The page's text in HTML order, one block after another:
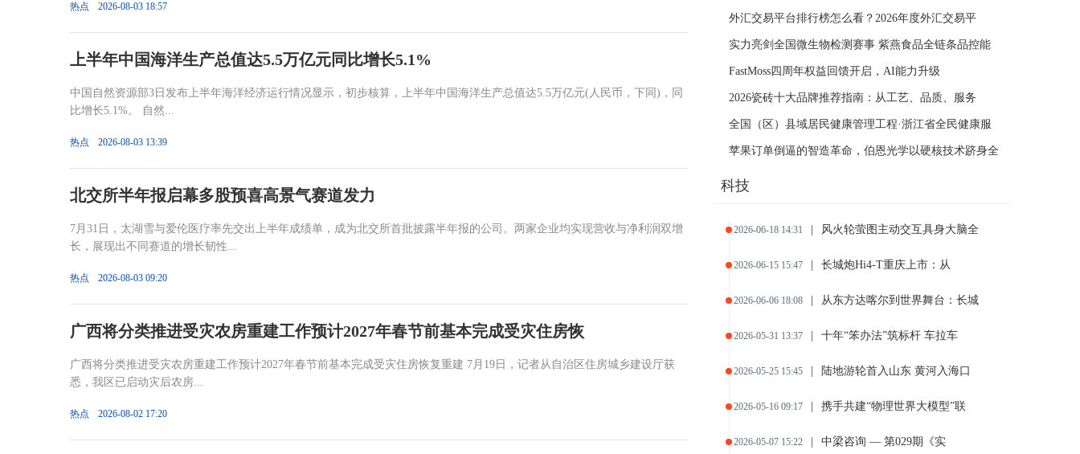
热点 2026-08-03 18:57
上半年中国海洋生产总值达5.5万亿元同比增长5.1%
中国自然资源部3日发布上半年海洋经济运行情况显示，初步核算，上半年中国海洋生产总值达5.5万亿元(人民币，下同)，同
比增长5.1%。 自然...
热点 2026-08-03 13:39
北交所半年报启幕多股预喜高景气赛道发力
7月31日，太湖雪与爱伦医疗率先交出上半年成绩单，成为北交所首批披露半年报的公司。两家企业均实现营收与净利润双增
长，展现出不同赛道的增长韧性...
热点 2026-08-03 09:20
广西将分类推进受灾农房重建工作预计2027年春节前基本完成受灾住房恢
广西将分类推进受灾农房重建工作预计2027年春节前基本完成受灾住房恢复重建 7月19日，记者从自治区住房城乡建设厅获
悉，我区已启动灾后农房...
热点 2026-08-02 17:20
外汇交易平台排行榜怎么看？2026年度外汇交易平
实力亮剑全国微生物检测赛事 紫燕食品全链条品控能
FastMoss四周年权益回馈开启，AI能力升级
2026瓷砖十大品牌推荐指南：从工艺、品质、服务
全国（区）县域居民健康管理工程·浙江省全民健康服
苹果订单倒逼的智造革命，伯恩光学以硬核技术跻身全
科技
2026-06-18 14:31 风火轮萤图主动交互具身大脑全
2026-06-15 15:47 长城炮Hi4-T重庆上市：从
2026-06-06 18:08 从东方达喀尔到世界舞台：长城
2026-05-31 13:37 十年“笨办法”筑标杆 车拉车
2026-05-25 15:45 陆地游轮首入山东 黄河入海口
2026-05-16 09:17 携手共建“物理世界大模型”联
2026-05-07 15:22 中梁咨询 — 第029期《实